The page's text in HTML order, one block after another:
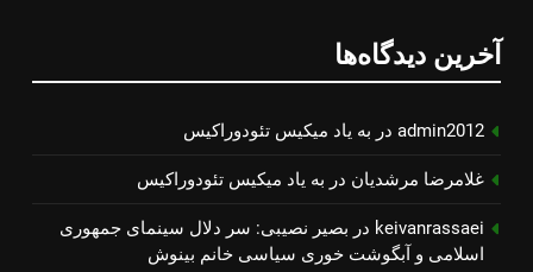
آخرین دیدگاه‌ها
admin2012 در به یاد میكیس تئودوراكیس
غلامرضا مرشدیان در به یاد میكیس تئودوراكیس
keivanrassaei در بصیر نصیبی: سر دلال سینمای جمهوری
اسلامی و آبگوشت خوری سیاسی خانم بینوش